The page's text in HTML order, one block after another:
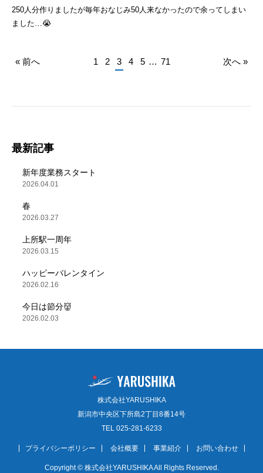
250人分作りましたが毎年おなじみ50人来なかったので余ってしまい
ました…😭
« 前へ 1 2 3 4 5 … 71 次へ »
最新記事
新年度業務スタート
2026.04.01
春
2026.03.27
上所駅一周年
2026.03.15
ハッピーバレンタイン
2026.02.16
今日は節分👹
2026.02.03
株式会社YARUSHIKA
新潟市中央区下所島2丁目8番14号
TEL 025-281-6233
プライバシーポリシー 会社概要 事業紹介 お問い合わせ
Copyright © 株式会社YARUSHIKA All Rights Reserved.